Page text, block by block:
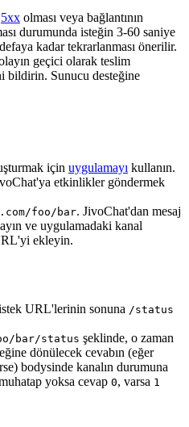
5xx olması veya bağlantının
durumunda isteğin 3-60 saniye
kadar tekrarlanması önerilir.
geçici olarak teslim
bildirin. Sunucu desteğine
için uygulamayı kullanın.
etkinlikler göndermek
foo/bar. JivoChat'dan mesaj
ve uygulamadaki kanal
ekleyin.
URL'lerinin sonuna /status
bar/status şeklinde, o zaman
dönülecek cevabın (eğer
bodysinde kanalın durumuna
yoksa cevap 0, varsa 1